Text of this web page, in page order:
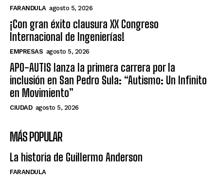
FARANDULA agosto 5, 2026
¡Con gran éxito clausura XX Congreso
Internacional de Ingenierías!
EMPRESAS agosto 5, 2026
APO-AUTIS lanza la primera carrera por la
inclusión en San Pedro Sula: “Autismo: Un Infinito
en Movimiento”
CIUDAD agosto 5, 2026
MÁS POPULAR
La historia de Guillermo Anderson
FARANDULA